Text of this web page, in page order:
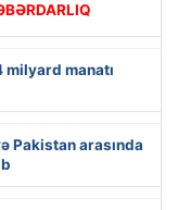
manatı
Pakistan arasında